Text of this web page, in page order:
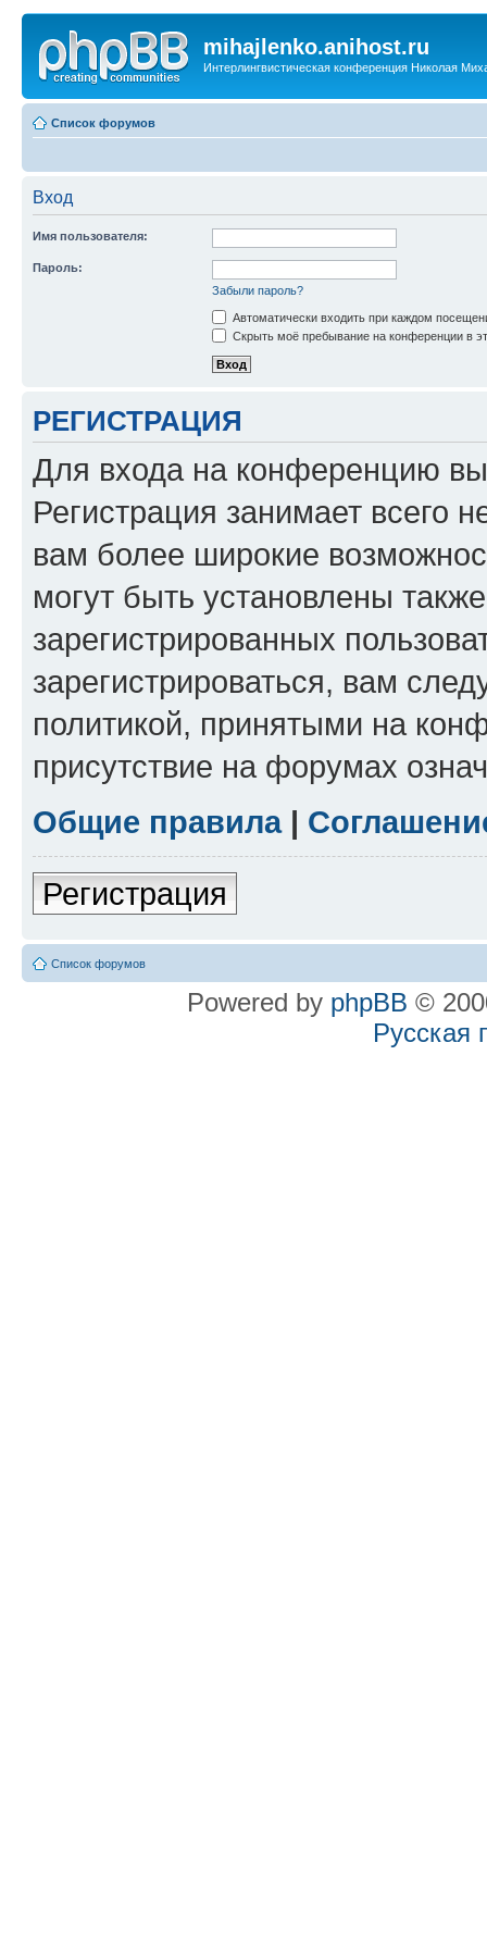
mihajlenko.anihost.ru
Интерлингвистическая конференция Николая
Список форумов
Вход
Имя пользователя:
Пароль:
Забыли пароль?
Автоматически входить при каждом
Скрыть моё пребывание на конференции в
РЕГИСТРАЦИЯ
Для входа на конференцию
Регистрация занимает всего
вам более широкие
могут быть установлены
зарегистрированных
зарегистрироваться, вам
политикой, принятыми на
присутствие на форумах
Общие правила|
Регистрация
Список форумов
Powered by phpBB ©
Русская